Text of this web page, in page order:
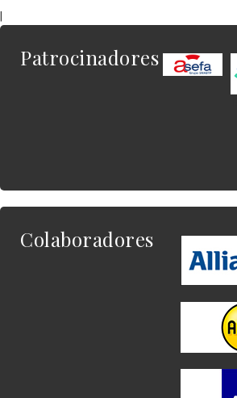
Patrocinadores
Colaboradores